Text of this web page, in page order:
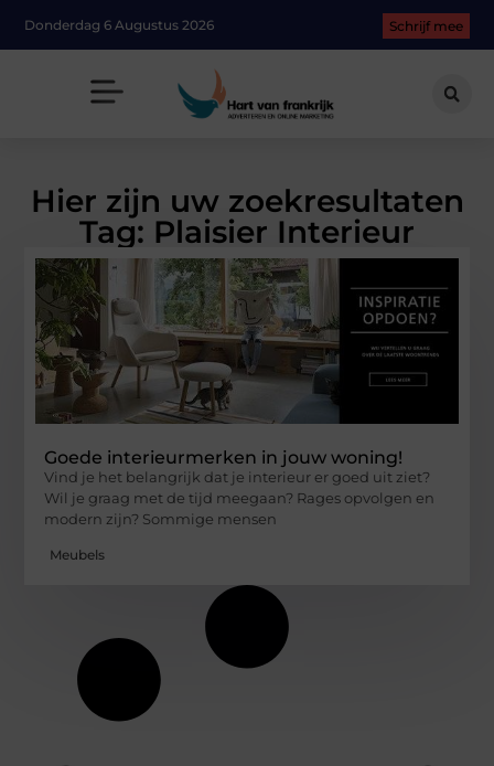
Donderdag 6 Augustus 2026 Schrijf mee
Hier zijn uw zoekresultaten
Tag: Plaisier Interieur
Goede interieurmerken in jouw woning!
Vind je het belangrijk dat je interieur er goed uit ziet?
Wil je graag met de tijd meegaan? Rages opvolgen en
modern zijn? Sommige mensen
Meubels